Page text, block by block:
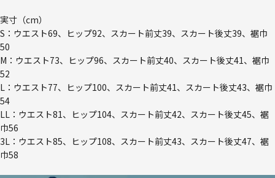
実寸（cm）
S：ウエスト69、ヒップ92、スカート前丈39、スカート後丈39、裾巾
50
M：ウエスト73、ヒップ96、スカート前丈40、スカート後丈41、裾巾
52
L：ウエスト77、ヒップ100、スカート前丈41、スカート後丈43、裾巾
54
LL：ウエスト81、ヒップ104、スカート前丈42、スカート後丈45、裾
巾56
3L：ウエスト85、ヒップ108、スカート前丈43、スカート後丈47、裾
巾58